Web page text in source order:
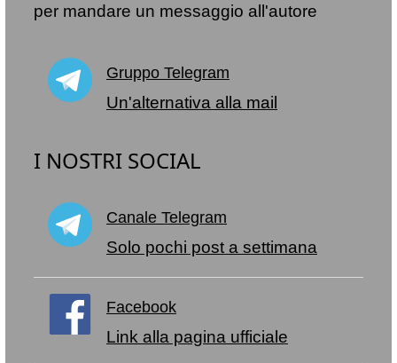
per mandare un messaggio all'autore
Gruppo Telegram
Un'alternativa alla mail
I NOSTRI SOCIAL
Canale Telegram
Solo pochi post a settimana
Facebook
Link alla pagina ufficiale